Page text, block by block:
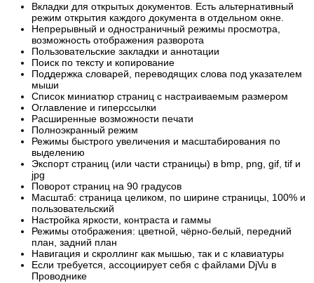
Вкладки для открытых документов. Есть альтернативный
режим открытия каждого документа в отдельном окне.
Непрерывный и одностраничный режимы просмотра,
возможность отображения разворота
Пользовательские закладки и аннотации
Поиск по тексту и копирование
Поддержка словарей, переводящих слова под указателем
мыши
Список миниатюр страниц с настраиваемым размером
Оглавление и гиперссылки
Расширенные возможности печати
Полноэкранный режим
Режимы быстрого увеличения и масштабирования по
выделению
Экспорт страниц (или части страницы) в bmp, png, gif, tif и
jpg
Поворот страниц на 90 градусов
Масштаб: страница целиком, по ширине страницы, 100% и
пользовательский
Настройка яркости, контраста и гаммы
Режимы отображения: цветной, чёрно-белый, передний
план, задний план
Навигация и скроллинг как мышью, так и с клавиатуры
Если требуется, ассоциирует себя с файлами DjVu в
Проводнике